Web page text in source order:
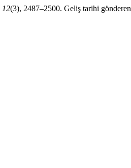
12(3), 2487–2500. Geliş tarihi gönderen